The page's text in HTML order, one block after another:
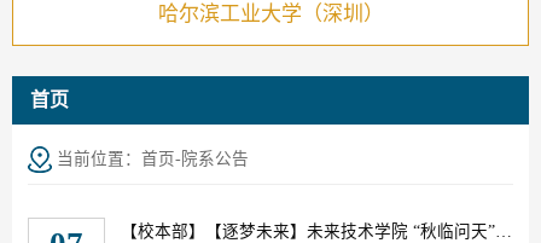
哈尔滨工业大学（深圳）
首页
当前位置： 首页-院系公告
【校本部】 【逐梦未来】未来技术学院 “秋临问天”系列活动之“寒露迎秋，收获希望”的通知